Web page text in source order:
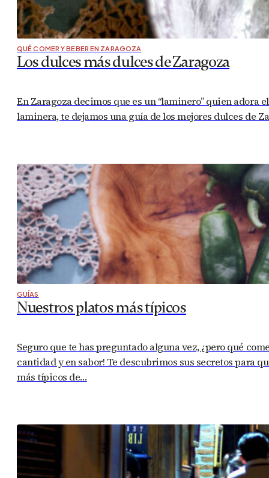
QUÉ COMER Y BEBER EN ZARAGOZA
Los dulces más dulces de Zaragoza
En Zaragoza decimos que es un “laminero” quien adora
laminera, te dejamos una guía de los mejores dulces de
GUÍAS
Nuestros platos más típicos
Seguro que te has preguntado alguna vez, ¿pero qué
cantidad y en sabor! Te descubrimos sus secretos para
más típicos de…